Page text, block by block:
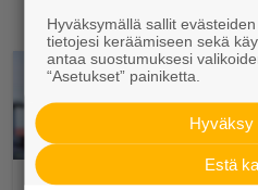
Hyväksymällä sallit
tietojesi keräämiseen sekä
antaa suostumuksesi
“Asetukset” painiketta.
Hyväksy
Estä